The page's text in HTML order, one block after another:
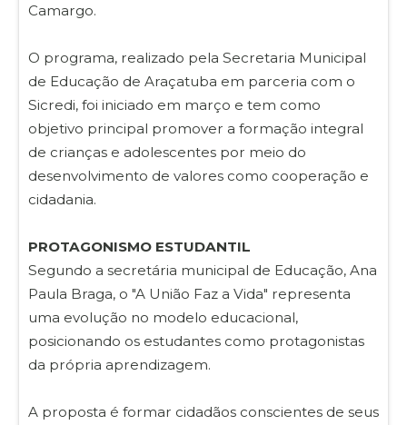
Camargo.
O programa, realizado pela Secretaria Municipal
de Educação de Araçatuba em parceria com o
Sicredi, foi iniciado em março e tem como
objetivo principal promover a formação integral
de crianças e adolescentes por meio do
desenvolvimento de valores como cooperação e
cidadania.
PROTAGONISMO ESTUDANTIL
Segundo a secretária municipal de Educação, Ana
Paula Braga, o "A União Faz a Vida" representa
uma evolução no modelo educacional,
posicionando os estudantes como protagonistas
da própria aprendizagem.
A proposta é formar cidadãos conscientes de seus